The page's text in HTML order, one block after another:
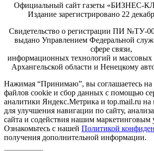
Официальный сайт газеты «БИЗНЕС-
Издание зарегистрировано 22
Свидетельство о регистрации ПИ №ТУ-
выдано Управлением Федеральной
сфере связи,
информационных технологий и
Архангельской области и Ненецкому
Нажимая “Принимаю”, вы соглашаетесь на
файлов cookie и сбор данных с помощью
аналитики Яндекс.Метрика и top.mail.ru на
для улучшения навигации по сайту,
сайта и содействия нашим маркетинговым
Ознакомьтесь с нашей Политикой
получения дополнительной информации.